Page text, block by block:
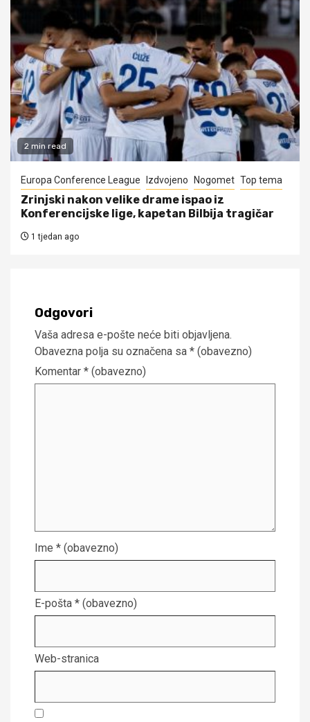
2 min read
Europa Conference League Izdvojeno Nogomet Top tema
Zrinjski nakon velike drame ispao iz
Konferencijske lige, kapetan Bilbija tragičar
1 tjedan ago
Odgovori
Vaša adresa e-pošte neće biti objavljena.
Obavezna polja su označena sa * (obavezno)
Komentar * (obavezno)
Ime * (obavezno)
E-pošta * (obavezno)
Web-stranica